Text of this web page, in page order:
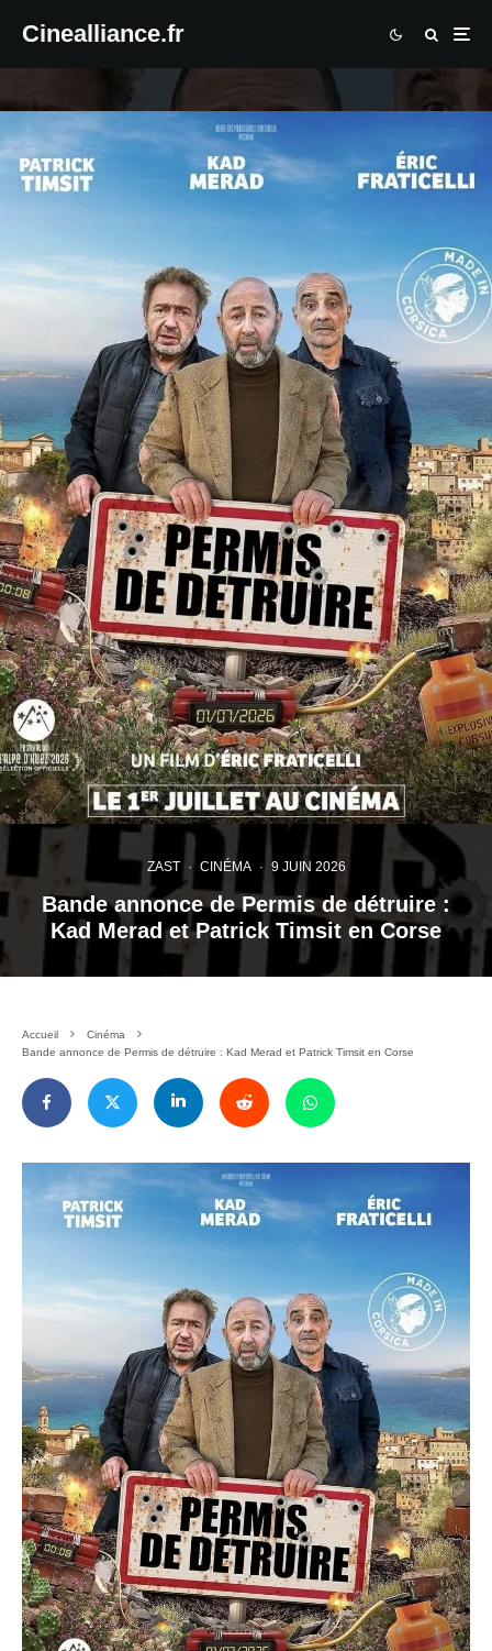
Cinealliance.fr
ZAST · CINÉMA · 9 JUIN 2026
Bande annonce de Permis de détruire :
Kad Merad et Patrick Timsit en Corse
Accueil
Cinéma
Bande annonce de Permis de détruire : Kad Merad et Patrick Timsit en Corse